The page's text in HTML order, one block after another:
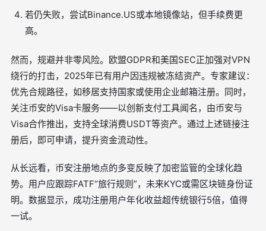
若仍失败，尝试Binance.US或本地镜像站，但手续费更
高。
然而，规避并非零风险。欧盟GDPR和美国SEC正加强对VPN
绕行的打击，2025年已有用户因违规被冻结资产。专家建议：
优先合规路径，如移居支持国家或使用企业邮箱注册。同时，
关注币安的Visa卡服务——以创新支付工具闻名，由币安与
Visa合作推出，支持全球消费USDT等资产。通过上述链接注
册后，即可申请，提升资金流动性。
从长远看，币安注册地点的多变反映了加密监管的全球化趋
势。用户应跟踪FATF“旅行规则”，未来KYC或需区块链身份证
明。数据显示，成功注册用户年化收益超传统银行5倍，值得
一试。